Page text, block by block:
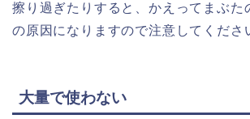
擦り過ぎたりすると、かえってまぶた
の原因になりますので注意してくださ
大量で使わない